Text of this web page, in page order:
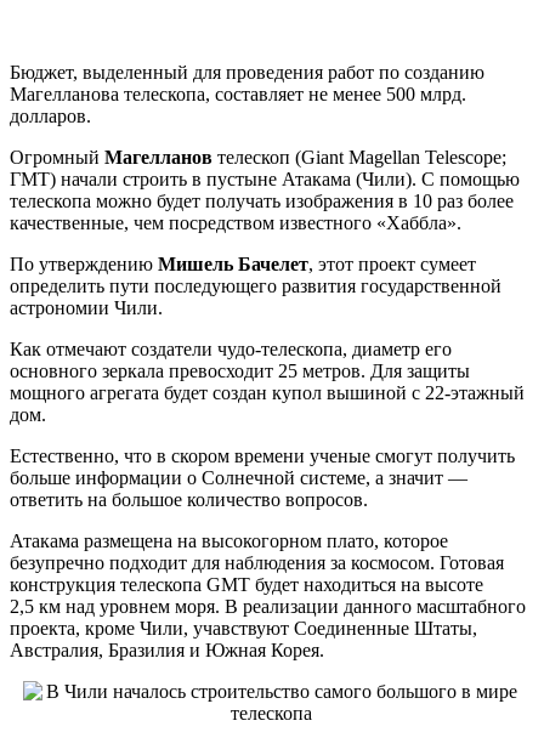
Бюджет, выделенный для проведения работ по созданию
Магелланова телескопа, составляет не менее 500 млрд.
долларов.
Огромный Магелланов телескоп (Giant Magellan Telescope;
ГМТ) начали строить в пустыне Атакама (Чили). С помощью
телескопа можно будет получать изображения в 10 раз более
качественные, чем посредством известного «Хаббла».
По утверждению Мишель Бачелет, этот проект сумеет
определить пути последующего развития государственной
астрономии Чили.
Как отмечают создатели чудо-телескопа, диаметр его
основного зеркала превосходит 25 метров. Для защиты
мощного агрегата будет создан купол вышиной с 22-этажный
дом.
Естественно, что в скором времени ученые смогут получить
больше информации о Солнечной системе, а значит —
ответить на большое количество вопросов.
Атакама размещена на высокогорном плато, которое
безупречно подходит для наблюдения за космосом. Готовая
конструкция телескопа GMT будет находиться на высоте
2,5 км над уровнем моря. В реализации данного масштабного
проекта, кроме Чили, учавствуют Соединенные Штаты,
Австралия, Бразилия и Южная Корея.